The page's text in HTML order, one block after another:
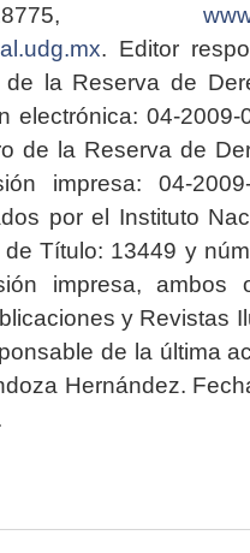
. Editor
de la Reserva de
electrónica: 04-2009-
de la Reserva de
impresa: 04-2009-
por el Instituto
Título: 13449 y
impresa, ambos
y Revistas
de la última
Hernández.